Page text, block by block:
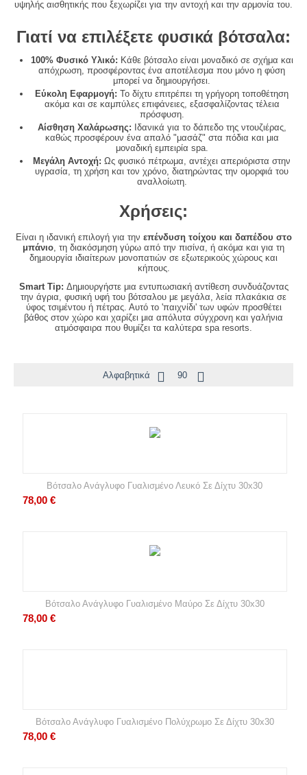
υψηλής αισθητικής που ξεχωρίζει για την αντοχή και την αρμονία του.
Γιατί να επιλέξετε φυσικά βότσαλα:
100% Φυσικό Υλικό: Κάθε βότσαλο είναι μοναδικό σε σχήμα και
απόχρωση, προσφέροντας ένα αποτέλεσμα που μόνο η φύση
μπορεί να δημιουργήσει.
Εύκολη Εφαρμογή: Το δίχτυ επιτρέπει τη γρήγορη τοποθέτηση
ακόμα και σε καμπύλες επιφάνειες, εξασφαλίζοντας τέλεια
πρόσφυση.
Αίσθηση Χαλάρωσης: Ιδανικά για το δάπεδο της ντουζιέρας,
καθώς προσφέρουν ένα απαλό "μασάζ" στα πόδια και μια
μοναδική εμπειρία spa.
Μεγάλη Αντοχή: Ως φυσικό πέτρωμα, αντέχει απεριόριστα στην
υγρασία, τη χρήση και τον χρόνο, διατηρώντας την ομορφιά του
αναλλοίωτη.
Χρήσεις:
Είναι η ιδανική επιλογή για την επένδυση τοίχου και δαπέδου στο
μπάνιο, τη διακόσμηση γύρω από την πισίνα, ή ακόμα και για τη
δημιουργία ιδιαίτερων μονοπατιών σε εξωτερικούς χώρους και
κήπους.
Smart Tip: Δημιουργήστε μια εντυπωσιακή αντίθεση συνδυάζοντας
την άγρια, φυσική υφή του βότσαλου με μεγάλα, λεία πλακάκια σε
ύφος τσιμέντου ή πέτρας. Αυτό το 'παιχνίδι' των υφών προσθέτει
βάθος στον χώρο και χαρίζει μια απόλυτα σύγχρονη και γαλήνια
ατμόσφαιρα που θυμίζει τα καλύτερα spa resorts.
Αλφαβητικά 90
Βότσαλο Ανάγλυφο Γυαλισμένο Λευκό Σε Δίχτυ 30x30
78,00 €
Βότσαλο Ανάγλυφο Γυαλισμένο Μαύρο Σε Δίχτυ 30x30
78,00 €
Βότσαλο Ανάγλυφο Γυαλισμένο Πολύχρωμο Σε Δίχτυ 30x30
78,00 €